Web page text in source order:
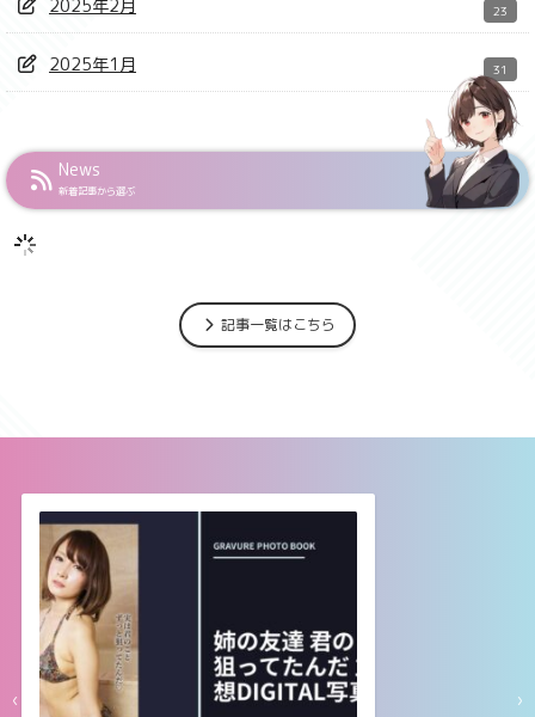
2025年2月 23
2025年1月 31
News
新着記事から選ぶ
記事一覧はこちら
‹ ›